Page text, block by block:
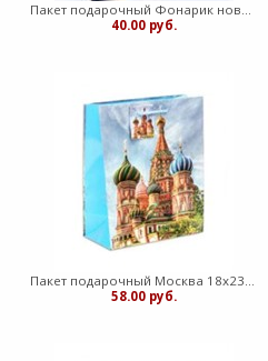
Пакет подарочный Фонарик новогодний 11,5х14,5х6см (медв)
40.00 руб.
Пакет подарочный Москва 18х23х10 см (медв)
58.00 руб.